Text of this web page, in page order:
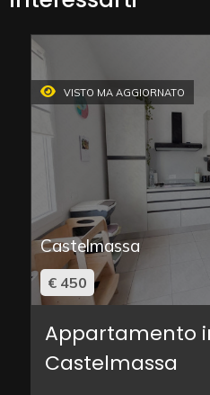
VISTO MA AGGIORNATO
Castelmassa
€ 450
Appartamento
Castelmassa